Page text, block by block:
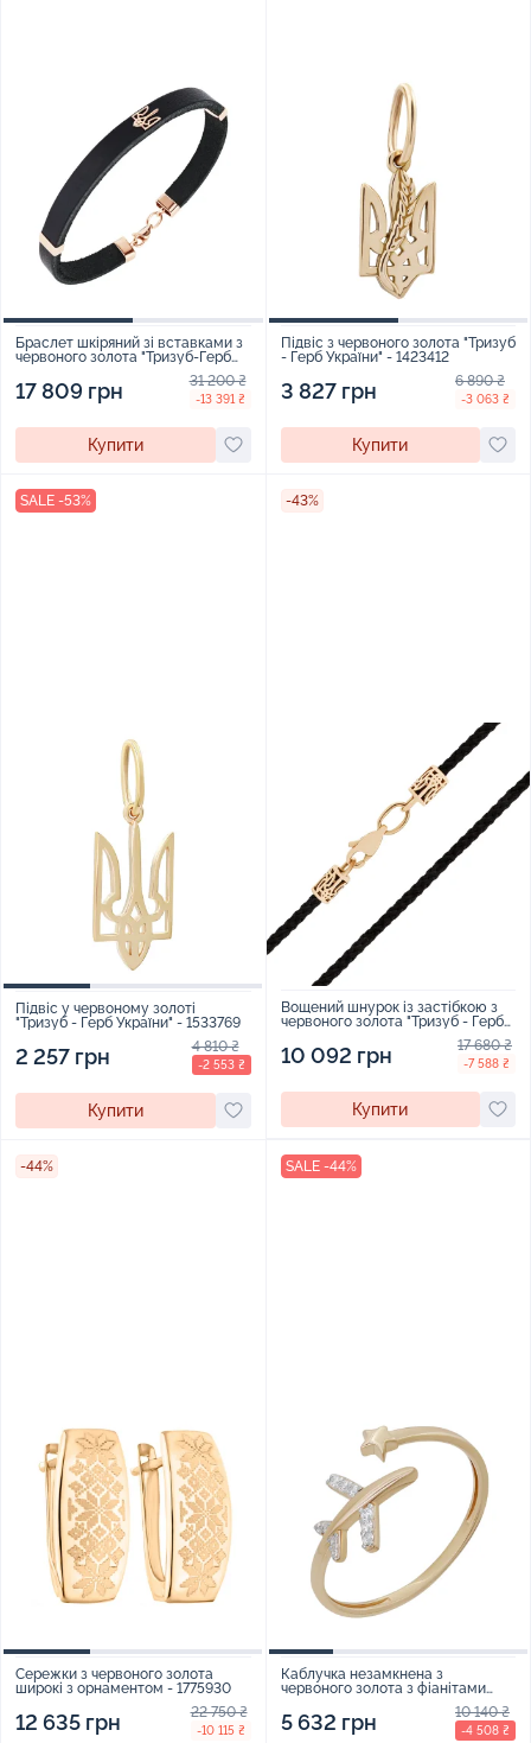
Браслет шкіряний зі вставками з
червоного золота "Тризуб-Герб
17 809 грн 31 200 ₴
-13 391 ₴
Купити
Підвіс з червоного золота "Тризуб
- Герб України" - 1423412
3 827 грн 6 890 ₴
-3 063 ₴
Купити
SALE -53%
Підвіс у червоному золоті
"Тризуб - Герб України" - 1533769
2 257 грн 4 810 ₴
-2 553 ₴
Купити
-43%
Вощений шнурок із застібкою з
червоного золота "Тризуб - Герб
10 092 грн 17 680 ₴
-7 588 ₴
Купити
-44%
Сережки з червоного золота
широкі з орнаментом - 1775930
12 635 грн 22 750 ₴
-10 115 ₴
SALE -44%
Каблучка незамкнена з
червоного золота з фіанітами
5 632 грн 10 140 ₴
-4 508 ₴